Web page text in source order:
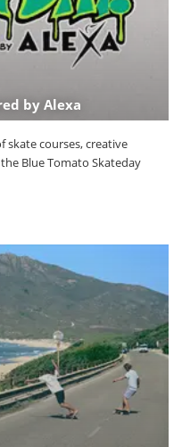
by Alexa
skate courses, creative
Blue Tomato Skateday